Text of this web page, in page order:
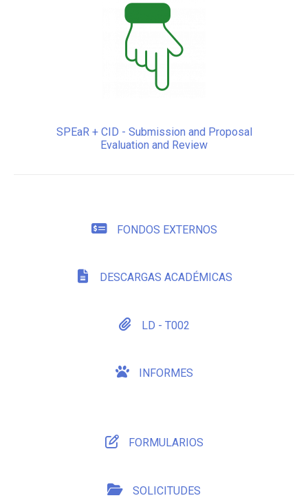
SPEaR + CID - Submission and Proposal
Evaluation and Review
FONDOS EXTERNOS
DESCARGAS ACADÉMICAS
LD - T002
INFORMES
FORMULARIOS
SOLICITUDES